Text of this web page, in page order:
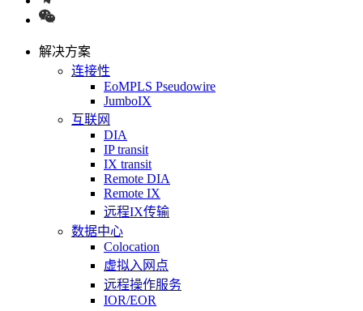
解决方案
连接性
EoMPLS Pseudowire
JumboIX
互联网
DIA
IP transit
IX transit
Remote DIA
Remote IX
远程IX传输
数据中心
Colocation
虚拟入网点
远程操作服务
IOR/EOR